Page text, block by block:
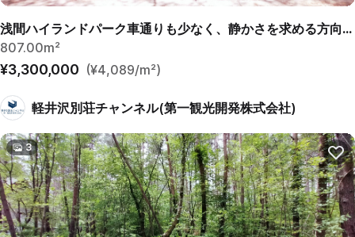
浅間ハイランドパーク車通りも少なく、静かさを求める方向けの土地
807.00m²
¥3,300,000 (¥4,089/m²)
軽井沢別荘チャンネル(第一観光開発株式会社)
3